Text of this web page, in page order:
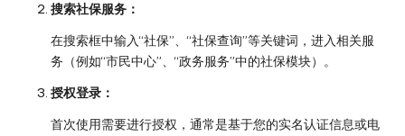
搜索社保服务：
在搜索框中输入“社保”、“社保查询”等关键词，进入相关服
务（例如“市民中心”、“政务服务”中的社保模块）。
授权登录：
首次使用需要进行授权，通常是基于您的实名认证信息或电